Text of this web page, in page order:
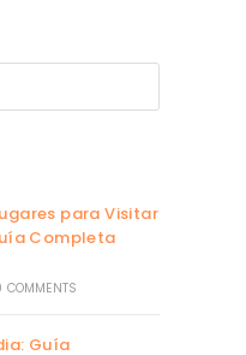
para Visitar
Completa
COMMENTS
Guía